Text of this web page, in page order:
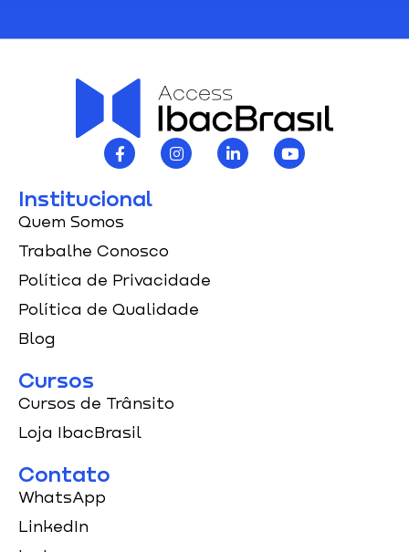
Institucional
Quem Somos
Trabalhe Conosco
Política de Privacidade
Política de Qualidade
Blog
Cursos
Cursos de Trânsito
Loja IbacBrasil
Contato
WhatsApp
LinkedIn